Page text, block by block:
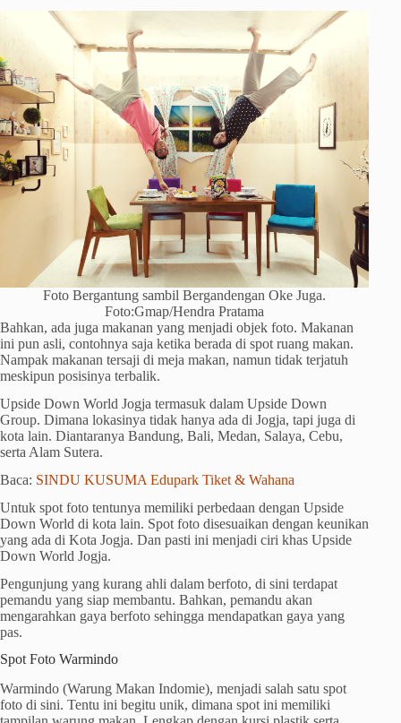
Foto Bergantung sambil Bergandengan Oke Juga.
Foto:Gmap/Hendra Pratama
Bahkan, ada juga makanan yang menjadi objek foto. Makanan
ini pun asli, contohnya saja ketika berada di spot ruang makan.
Nampak makanan tersaji di meja makan, namun tidak terjatuh
meskipun posisinya terbalik.
Upside Down World Jogja termasuk dalam Upside Down
Group. Dimana lokasinya tidak hanya ada di Jogja, tapi juga di
kota lain. Diantaranya Bandung, Bali, Medan, Salaya, Cebu,
serta Alam Sutera.
Baca: SINDU KUSUMA Edupark Tiket & Wahana
Untuk spot foto tentunya memiliki perbedaan dengan Upside
Down World di kota lain. Spot foto disesuaikan dengan keunikan
yang ada di Kota Jogja. Dan pasti ini menjadi ciri khas Upside
Down World Jogja.
Pengunjung yang kurang ahli dalam berfoto, di sini terdapat
pemandu yang siap membantu. Bahkan, pemandu akan
mengarahkan gaya berfoto sehingga mendapatkan gaya yang
pas.
Spot Foto Warmindo
Warmindo (Warung Makan Indomie), menjadi salah satu spot
foto di sini. Tentu ini begitu unik, dimana spot ini memiliki